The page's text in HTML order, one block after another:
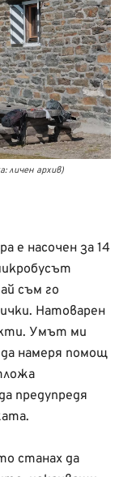
личен архив)
е насочен за 14
съм го
Натоварен
Умът ми
намеря помощ
предупредя
станах да